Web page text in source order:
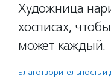
Художница
хосписах,
может каждый.
Благотвори­тель­ность